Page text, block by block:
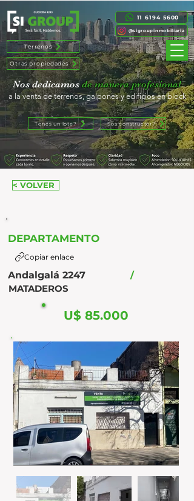
11 6194 5600
@sigroupinmobiliaria
Tenés un lote? Sos constructor?
Otras propiedades
Nos dedicamosde manera profesional
a la venta de terrenos, galpones y edificios en block
Terrenos
< VOLVER
DEPARTAMENTO
Copiar enlace
Andalgalá 2247
/
MATADEROS
U$ 85.000